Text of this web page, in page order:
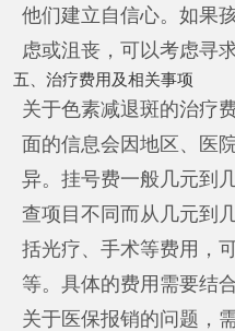
他们建立自信心。如果
虑或沮丧，可以考虑寻
五、治疗费用及相关事项
关于色素减退斑的治疗
面的信息会因地区、医
异。挂号费一般几元到
查项目不同而从几元到
括光疗、手术等费用，
等。具体的费用需要结
关于医保报销的问题，